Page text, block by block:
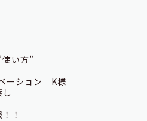
い方”
ーション K様
！